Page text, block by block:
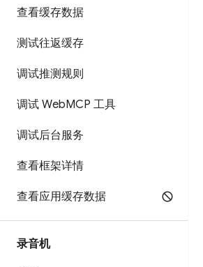
查看缓存数据
测试往返缓存
调试推测规则
调试 WebMCP 工具
调试后台服务
查看框架详情
查看应用缓存数据
录音机